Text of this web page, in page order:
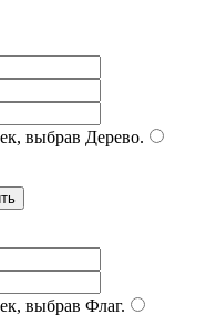
выбрав Дерево.
выбрав Флаг.